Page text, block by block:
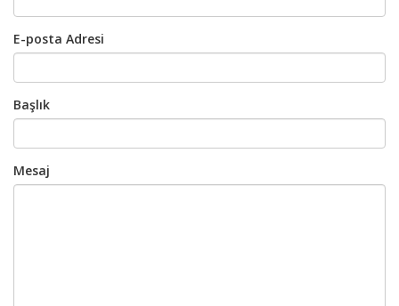
E-posta Adresi
Başlık
Mesaj